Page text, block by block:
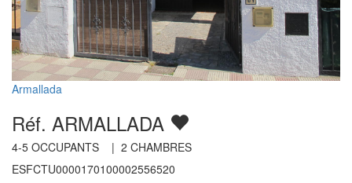
Armallada
Réf. ARMALLADA
4-5 OCCUPANTS | 2 CHAMBRES
ESFCTU0000170100002556520